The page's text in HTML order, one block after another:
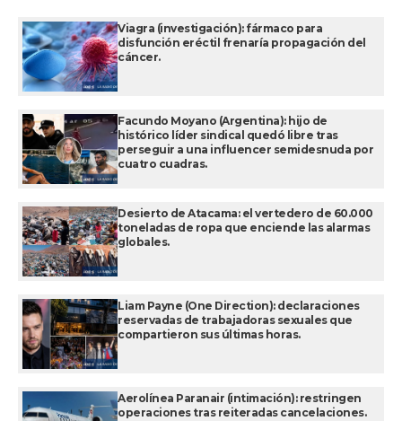
Viagra (investigación): fármaco para
disfunción eréctil frenaría propagación del
cáncer.
Facundo Moyano (Argentina): hijo de
histórico líder sindical quedó libre tras
perseguir a una influencer semidesnuda por
cuatro cuadras.
Desierto de Atacama: el vertedero de 60.000
toneladas de ropa que enciende las alarmas
globales.
Liam Payne (One Direction): declaraciones
reservadas de trabajadoras sexuales que
compartieron sus últimas horas.
Aerolínea Paranair (intimación): restringen
operaciones tras reiteradas cancelaciones.